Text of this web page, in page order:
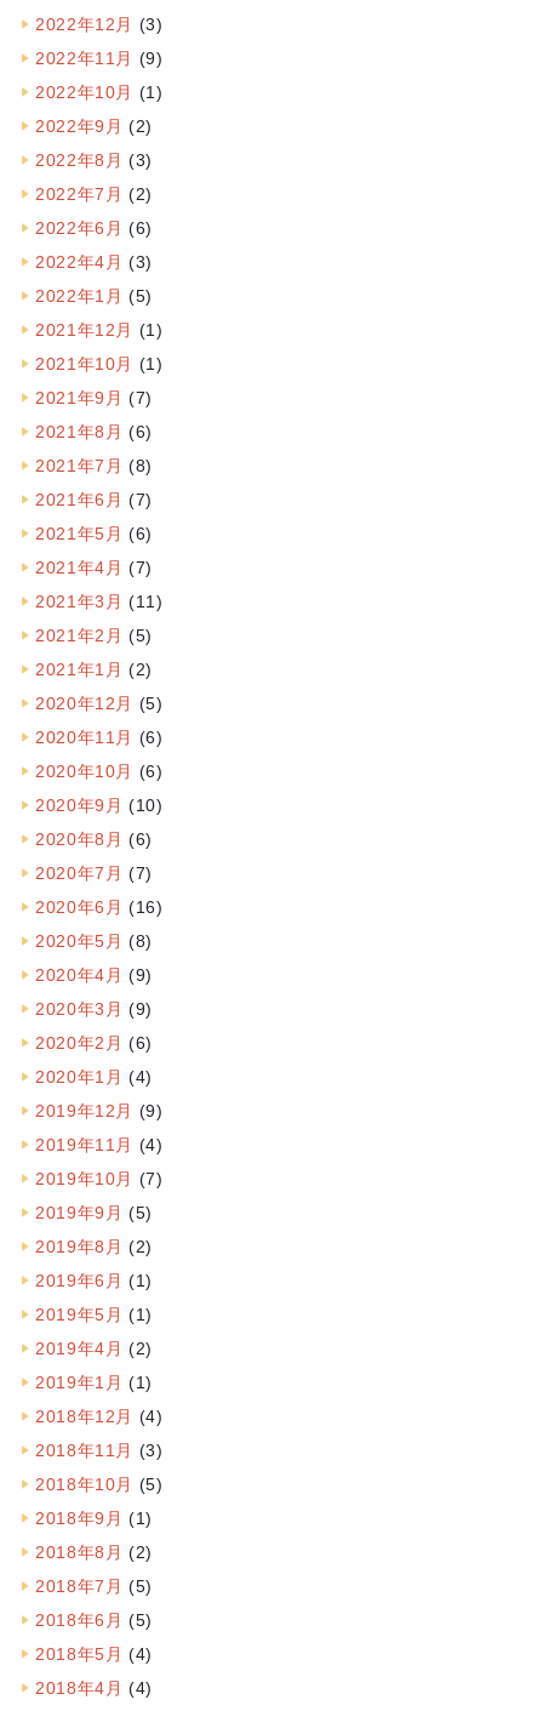
2022年12月 (3)
2022年11月 (9)
2022年10月 (1)
2022年9月 (2)
2022年8月 (3)
2022年7月 (2)
2022年6月 (6)
2022年4月 (3)
2022年1月 (5)
2021年12月 (1)
2021年10月 (1)
2021年9月 (7)
2021年8月 (6)
2021年7月 (8)
2021年6月 (7)
2021年5月 (6)
2021年4月 (7)
2021年3月 (11)
2021年2月 (5)
2021年1月 (2)
2020年12月 (5)
2020年11月 (6)
2020年10月 (6)
2020年9月 (10)
2020年8月 (6)
2020年7月 (7)
2020年6月 (16)
2020年5月 (8)
2020年4月 (9)
2020年3月 (9)
2020年2月 (6)
2020年1月 (4)
2019年12月 (9)
2019年11月 (4)
2019年10月 (7)
2019年9月 (5)
2019年8月 (2)
2019年6月 (1)
2019年5月 (1)
2019年4月 (2)
2019年1月 (1)
2018年12月 (4)
2018年11月 (3)
2018年10月 (5)
2018年9月 (1)
2018年8月 (2)
2018年7月 (5)
2018年6月 (5)
2018年5月 (4)
2018年4月 (4)